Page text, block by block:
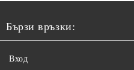
Бързи връзки:
Вход